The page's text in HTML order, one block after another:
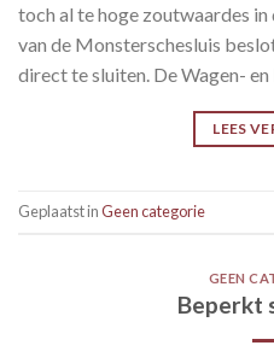
toch al te hoge zoutwaardes
van de Monsterschesluis
direct te sluiten. De Wagen-
LEES
Geplaatst inGeen categorie
GEEN
Beperkt